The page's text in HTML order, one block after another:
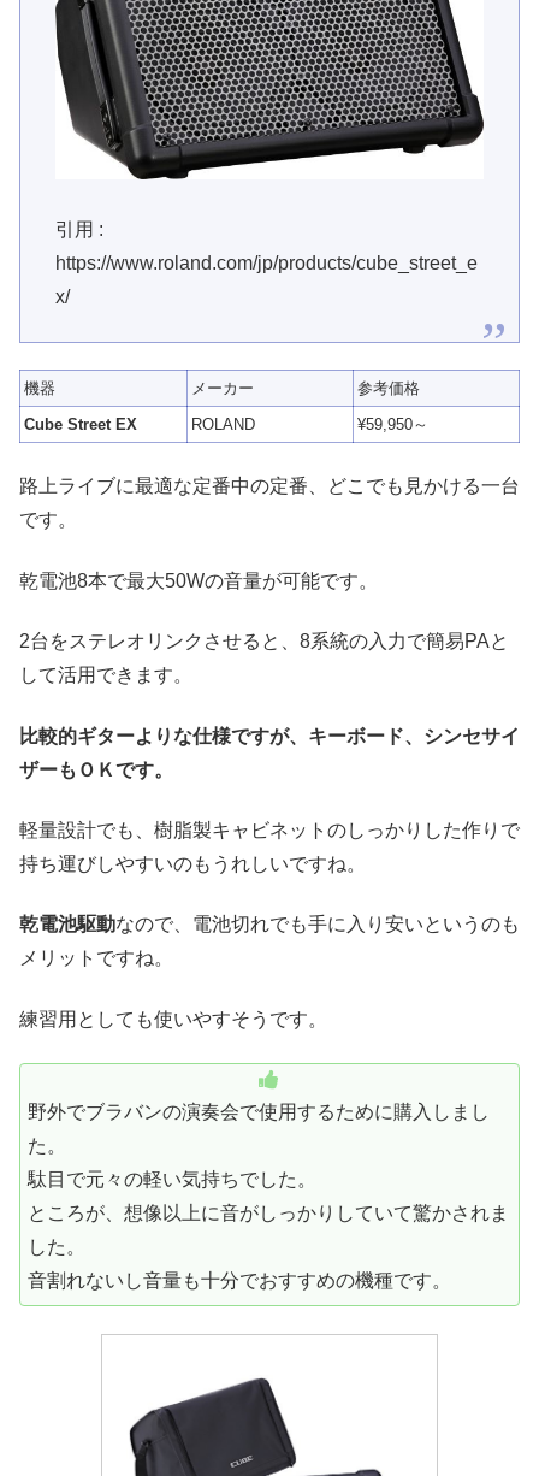
引用 :
https://www.roland.com/jp/products/cube_street_e
x/
機器 メーカー
参考価格
Cube Street EX
ROLAND ¥59,950～
路上ライブに最適な定番中の定番、どこでも見かける一台
です。
乾電池8本で最大50Wの音量が可能です。
2台をステレオリンクさせると、8系統の入力で簡易PAと
して活用できます。
比較的ギターよりな仕様ですが、キーボード、シンセサイ
ザーもＯＫです。
軽量設計でも、樹脂製キャビネットのしっかりした作りで
持ち運びしやすいのもうれしいですね。
乾電池駆動なので、電池切れでも手に入り安いというのも
メリットですね。
練習用としても使いやすそうです。
野外でブラバンの演奏会で使用するために購入しまし
た。
駄目で元々の軽い気持ちでした。
ところが、想像以上に音がしっかりしていて驚かされま
した。
音割れないし音量も十分でおすすめの機種です。